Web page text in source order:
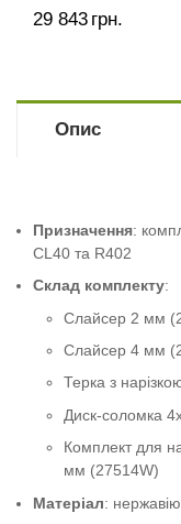
29 843 грн.
Опис
Призначення:
CL40 та R402
Склад комплекту:
Слайсер 2 мм
Слайсер 4 мм
Терка з
Диск-соломка
Комплект для
мм (27514W)
Матеріал: